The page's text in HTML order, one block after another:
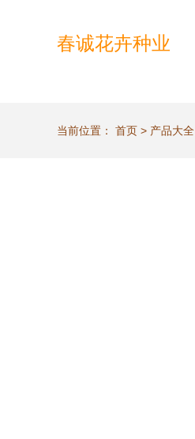
春诚花卉种业
当前位置： 首页 > 产品大全